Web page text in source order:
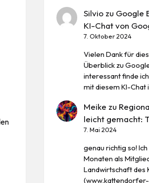
Silvio zu Google
KI-Chat von
7. Oktober 2024
Vielen Dank für
Überblick zu
interessant finde
mit diesem KI-Chat
Meike zu
leicht gemacht:
7. Mai 2024
genau richtig so!
Monaten als
Landwirtschaft des